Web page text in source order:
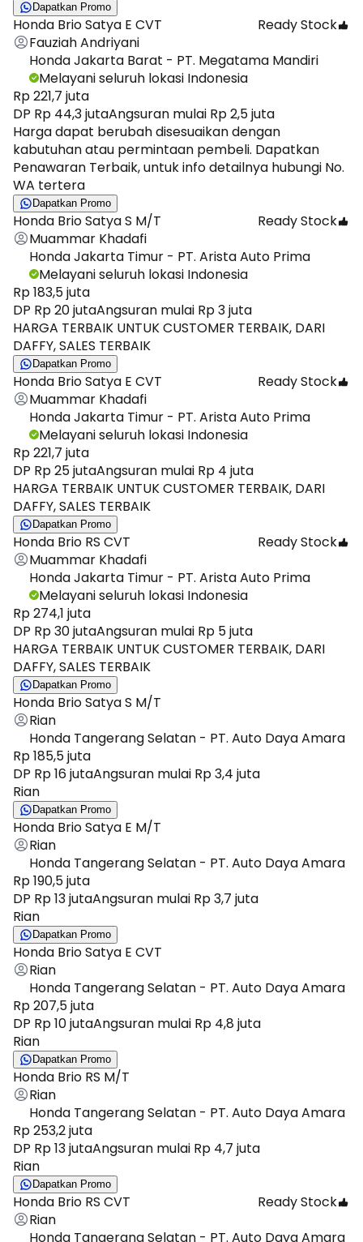
Dapatkan Promo
Honda Brio Satya E CVT
Ready Stock
Fauziah Andriyani
Honda Jakarta Barat - PT. Megatama Mandiri
Melayani seluruh lokasi Indonesia
Rp 221,7 juta
DP Rp 44,3 jutaAngsuran mulai Rp 2,5 juta
Harga dapat berubah disesuaikan dengan
kabutuhan atau permintaan pembeli. Dapatkan
Penawaran Terbaik, untuk info detailnya hubungi No.
WA tertera
Dapatkan Promo
Honda Brio Satya S M/T
Ready Stock
Muammar Khadafi
Honda Jakarta Timur - PT. Arista Auto Prima
Melayani seluruh lokasi Indonesia
Rp 183,5 juta
DP Rp 20 jutaAngsuran mulai Rp 3 juta
HARGA TERBAIK UNTUK CUSTOMER TERBAIK, DARI
DAFFY, SALES TERBAIK
Dapatkan Promo
Honda Brio Satya E CVT
Ready Stock
Muammar Khadafi
Honda Jakarta Timur - PT. Arista Auto Prima
Melayani seluruh lokasi Indonesia
Rp 221,7 juta
DP Rp 25 jutaAngsuran mulai Rp 4 juta
HARGA TERBAIK UNTUK CUSTOMER TERBAIK, DARI
DAFFY, SALES TERBAIK
Dapatkan Promo
Honda Brio RS CVT
Ready Stock
Muammar Khadafi
Honda Jakarta Timur - PT. Arista Auto Prima
Melayani seluruh lokasi Indonesia
Rp 274,1 juta
DP Rp 30 jutaAngsuran mulai Rp 5 juta
HARGA TERBAIK UNTUK CUSTOMER TERBAIK, DARI
DAFFY, SALES TERBAIK
Dapatkan Promo
Honda Brio Satya S M/T
Rian
Honda Tangerang Selatan - PT. Auto Daya Amara
Rp 185,5 juta
DP Rp 16 jutaAngsuran mulai Rp 3,4 juta
Rian
Dapatkan Promo
Honda Brio Satya E M/T
Rian
Honda Tangerang Selatan - PT. Auto Daya Amara
Rp 190,5 juta
DP Rp 13 jutaAngsuran mulai Rp 3,7 juta
Rian
Dapatkan Promo
Honda Brio Satya E CVT
Rian
Honda Tangerang Selatan - PT. Auto Daya Amara
Rp 207,5 juta
DP Rp 10 jutaAngsuran mulai Rp 4,8 juta
Rian
Dapatkan Promo
Honda Brio RS M/T
Rian
Honda Tangerang Selatan - PT. Auto Daya Amara
Rp 253,2 juta
DP Rp 13 jutaAngsuran mulai Rp 4,7 juta
Rian
Dapatkan Promo
Honda Brio RS CVT
Ready Stock
Rian
Honda Tangerang Selatan - PT. Auto Daya Amara